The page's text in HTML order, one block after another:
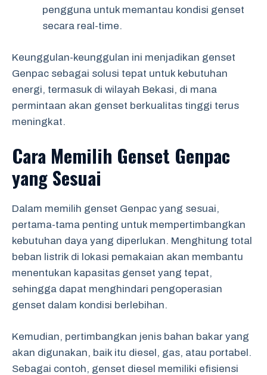
pengguna untuk memantau kondisi genset
secara real-time.
Keunggulan-keunggulan ini menjadikan genset
Genpac sebagai solusi tepat untuk kebutuhan
energi, termasuk di wilayah Bekasi, di mana
permintaan akan genset berkualitas tinggi terus
meningkat.
Cara Memilih Genset Genpac
yang Sesuai
Dalam memilih genset Genpac yang sesuai,
pertama-tama penting untuk mempertimbangkan
kebutuhan daya yang diperlukan. Menghitung total
beban listrik di lokasi pemakaian akan membantu
menentukan kapasitas genset yang tepat,
sehingga dapat menghindari pengoperasian
genset dalam kondisi berlebihan.
Kemudian, pertimbangkan jenis bahan bakar yang
akan digunakan, baik itu diesel, gas, atau portabel.
Sebagai contoh, genset diesel memiliki efisiensi